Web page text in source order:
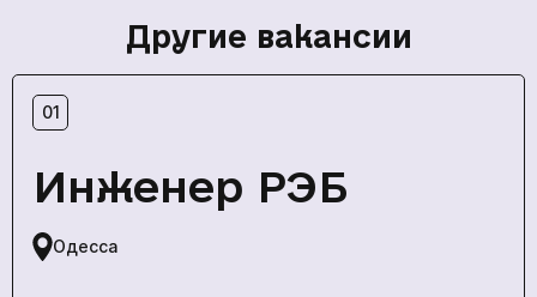
Другие вакансии
01
Инженер РЭБ
Одесса